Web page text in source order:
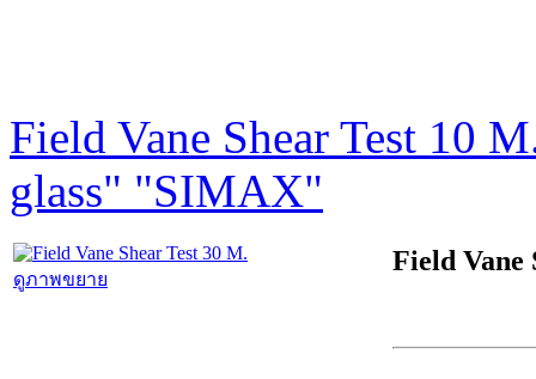
Field Vane Shear Test 10
glass" "SIMAX"
ดูภาพขยาย
Field Vane